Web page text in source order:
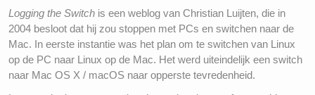
Logging the Switch is een weblog van Christian Luijten, die in
2004 besloot dat hij zou stoppen met PCs en switchen naar de
Mac. In eerste instantie was het plan om te switchen van Linux
op de PC naar Linux op de Mac. Het werd uiteindelijk een switch
naar Mac OS X / macOS naar opperste tevredenheid.